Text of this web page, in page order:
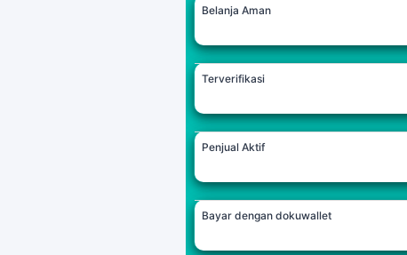
Belanja Aman
Terverifikasi
Penjual Aktif
Bayar dengan dokuwallet